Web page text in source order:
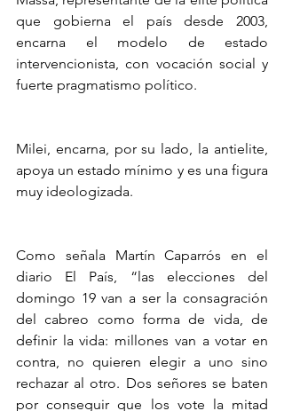
que gobierna el país desde 2003,
encarna el modelo de estado
intervencionista, con vocación social y
fuerte pragmatismo político.
Milei, encarna, por su lado, la antielite,
apoya un estado mínimo y es una figura
muy ideologizada.
Como señala Martín Caparrós en el
diario El País, “las elecciones del
domingo 19 van a ser la consagración
del cabreo como forma de vida, de
definir la vida: millones van a votar en
contra, no quieren elegir a uno sino
rechazar al otro. Dos señores se baten
por conseguir que los vote la mitad